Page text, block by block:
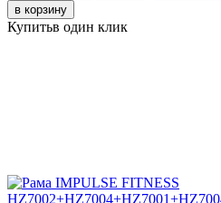
в корзину
Купитьв один клик